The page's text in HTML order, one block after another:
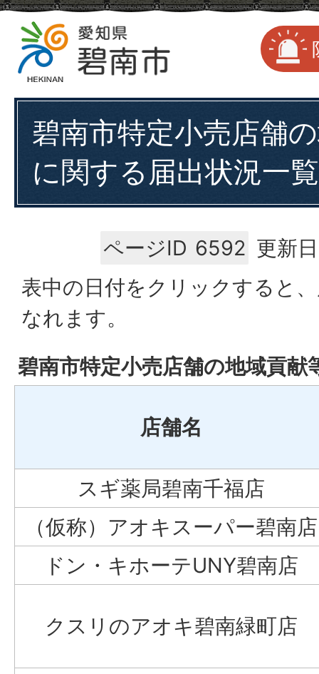
碧南市特定小売店舗
に関する届出状況一覧
ページID 6592 更新
表中の日付をクリックすると
なれます。
碧南市特定小売店舗の地域貢
店舗名
スギ薬局碧南千福店
（仮称）アオキスーパー碧南店
ドン・キホーテUNY碧南店
クスリのアオキ碧南緑町店